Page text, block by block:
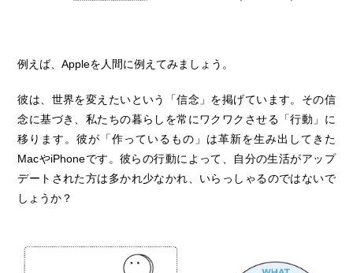
例えば、Appleを人間に例えてみましょう。
彼は、世界を変えたいという「信念」を掲げています。その信
念に基づき、私たちの暮らしを常にワクワクさせる「行動」に
移ります。彼が「作っているもの」は革新を生み出してきた
MacやiPhoneです。彼らの行動によって、自分の生活がアップ
デートされた方は多かれ少なかれ、いらっしゃるのではないで
しょうか？